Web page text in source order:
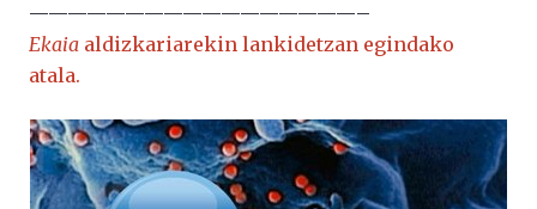
—————————————————–
Ekaia aldizkariarekin lankidetzan egindako
atala.